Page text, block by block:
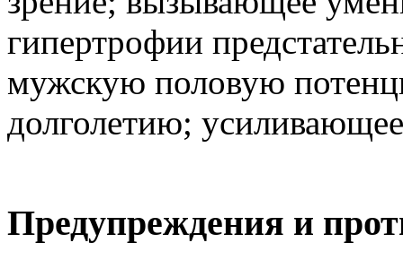
гипертрофии
мужскую половую
долголетию;
Предупреждения и